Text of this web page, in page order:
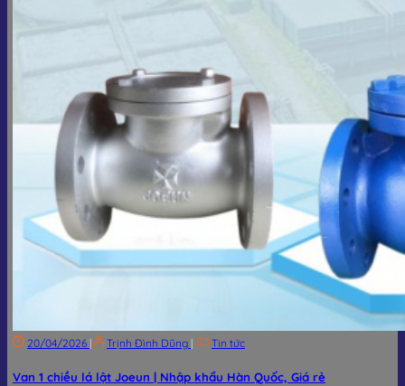
20/04/2026 | Trịnh Đình Dũng | Tin tức
Van 1 chiều lá lật Joeun | Nhập khẩu Hàn Quốc, Giá rẻ